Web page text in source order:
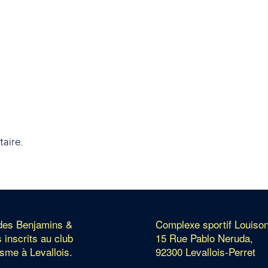
Benjamins &
inscrits au club
à Levallois.
Complexe sportif
15 Rue Pablo Neruda,
92300 Levallois-Perret